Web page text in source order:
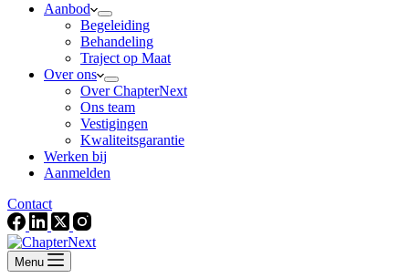
Aanbod
Begeleiding
Behandeling
Traject op Maat
Over ons
Over ChapterNext
Ons team
Vestigingen
Kwaliteitsgarantie
Werken bij
Aanmelden
Contact
Menu